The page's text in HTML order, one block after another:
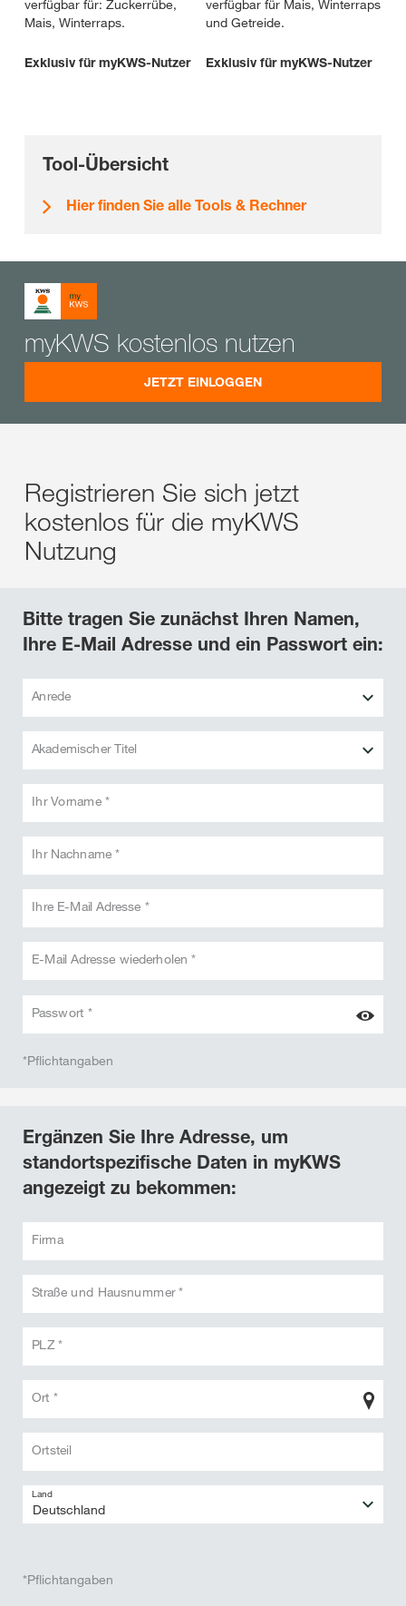
verfügbar für: Zuckerrübe,
Mais, Winterraps.
Exklusiv für myKWS-Nutzer
verfügbar für Mais, Winterraps
und Getreide.
Exklusiv für myKWS-Nutzer
Tool-Übersicht
Hier finden Sie alle Tools & Rechner
myKWS kostenlos nutzen
JETZT EINLOGGEN
Registrieren Sie sich jetzt
kostenlos für die myKWS
Nutzung
Bitte tragen Sie zunächst Ihren Namen,
Ihre E-Mail Adresse und ein Passwort ein:
Anrede
Akademischer Titel
Ihr Vorname *
Ihr Nachname *
Ihre E-Mail Adresse *
E-Mail Adresse wiederholen *
Passwort *
*Pflichtangaben
Ergänzen Sie Ihre Adresse, um
standortspezifische Daten in myKWS
angezeigt zu bekommen:
Firma
Straße und Hausnummer *
PLZ *
Ort *
Ortsteil
Land
*Pflichtangaben